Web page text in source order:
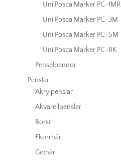
Uni Posca Marker PC-1MR
Uni Posca Marker PC-3M
Uni Posca Marker PC-5M
Uni Posca Marker PC-8K
Penselpennor
Penslar
Akrylpenslar
Akvarellpenslar
Borst
Ekorrhår
Gethår